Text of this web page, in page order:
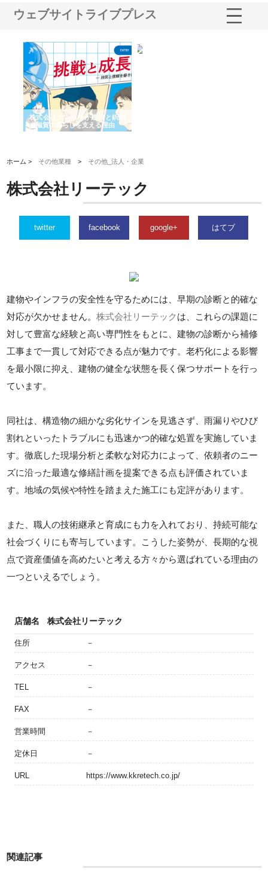
ウェブサイトライブプレス
株式会社ナツハラが建設と鋲螺
で滋賀の暮らしを支える理由
ホーム > その他業種 > その他_法人・企業
株式会社リーテック
twitter facebook google+ はてブ
建物やインフラの安全性を守るためには、早期の診断と的確な
対応が欠かせません。株式会社リーテック は、これらの課題に
対して豊富な経験と高い専門性をもとに、建物の診断から補修
工事まで一貫して対応できる点が魅力です。老朽化による影響
を最小限に抑え、建物の健全な状態を長く保つサポートを行っ
ています。
同社は、構造物の細かな劣化サインを見逃さず、雨漏りやひび
割れといったトラブルにも迅速かつ的確な処置を実施していま
す。徹底した現場分析と柔軟な対応力によって、依頼者のニー
ズに沿った最適な修繕計画を提案できる点も評価されていま
す。地域の気候や特性を踏まえた施工にも定評があります。
また、職人の技術継承と育成にも力を入れており、持続可能な
社会づくりにも寄与しています。こうした姿勢が、長期的な視
点で資産価値を高めたいと考える方々から選ばれている理由の
一つといえるでしょう。
店舗名 株式会社リーテック
住所 －
アクセス －
TEL －
FAX －
営業時間 －
定休日 －
URL https://www.kkretech.co.jp/
関連記事